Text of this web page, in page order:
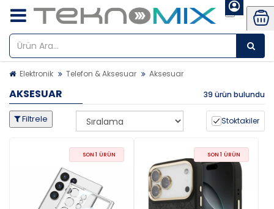
Elektronik Telefon & Aksesuar Aksesuar
AKSESUAR 39 ürün bulundu
Filtrele Stoktakiler
SON 1 ÜRÜN SON 1 ÜRÜN